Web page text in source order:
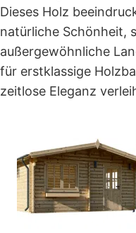
Dieses Holz
natürliche Schönheit,
außergewöhnliche
für erstklassige
zeitlose Eleganz